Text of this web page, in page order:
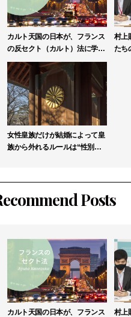
カルト天国の日本が、フランス
の反セクト（カルト）法に学ぶ
べき理由
村上
たち
女性皇族だけが結婚によって皇
族から外れるルールは“性別に
Posts
カルト天国の日本が、フランス
村上